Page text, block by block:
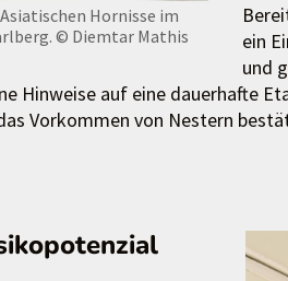
Hornisse im
© Diemtar Mathis
ein
und
Hinweise auf eine dauerhafte
Vorkommen von Nestern